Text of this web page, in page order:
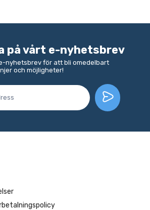
på vårt e-nyhetsbrev
nyhetsbrev för att bli omedelbart
och möjligheter!